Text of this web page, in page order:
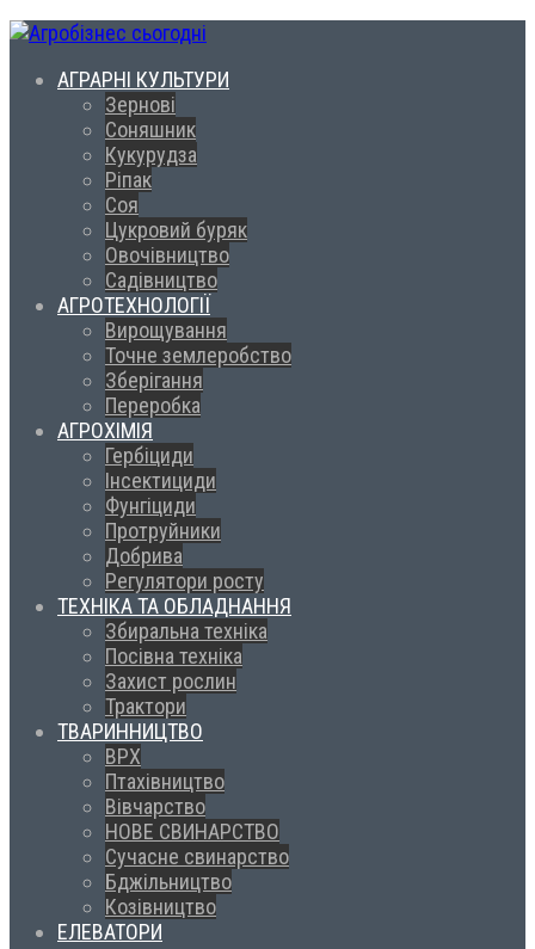
АГРАРНІ КУЛЬТУРИ
Зернові
Соняшник
Кукурудза
Ріпак
Соя
Цукровий буряк
Овочівництво
Садівництво
АГРОТЕХНОЛОГІЇ
Вирощування
Точне землеробство
Зберігання
Переробка
АГРОХІМІЯ
Гербіциди
Інсектициди
Фунгіциди
Протруйники
Добрива
Регулятори росту
ТЕХНІКА ТА ОБЛАДНАННЯ
Збиральна техніка
Посівна техніка
Захист рослин
Трактори
ТВАРИННИЦТВО
ВРХ
Птахівництво
Вівчарство
НОВЕ СВИНАРСТВО
Сучасне свинарство
Бджільництво
Козівництво
ЕЛЕВАТОРИ